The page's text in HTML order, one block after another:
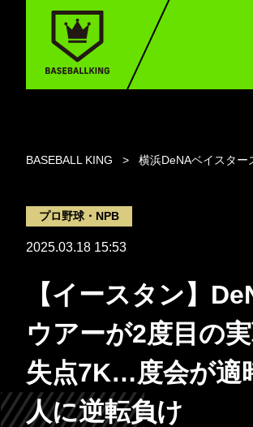
BASEBALL KING 横浜DeNAベイスター
プロ野球・NPB
2025.03.18 15:53
【イースタン】
ウアーが2度目の
失点7K…度会が適
人に逆転負け